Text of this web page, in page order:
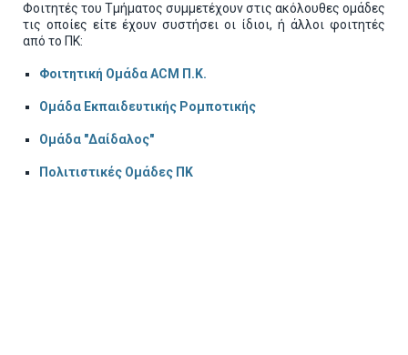
Φοιτητές του Τμήματος συμμετέχουν στις ακόλουθες ομάδες
τις οποίες είτε έχουν συστήσει οι ίδιοι, ή άλλοι φοιτητές
από το ΠΚ:
Φοιτητική Ομάδα ACM Π.Κ.
Ομάδα Εκπαιδευτικής Ρομποτικής
Ομάδα "Δαίδαλος"
Πολιτιστικές Ομάδες ΠΚ